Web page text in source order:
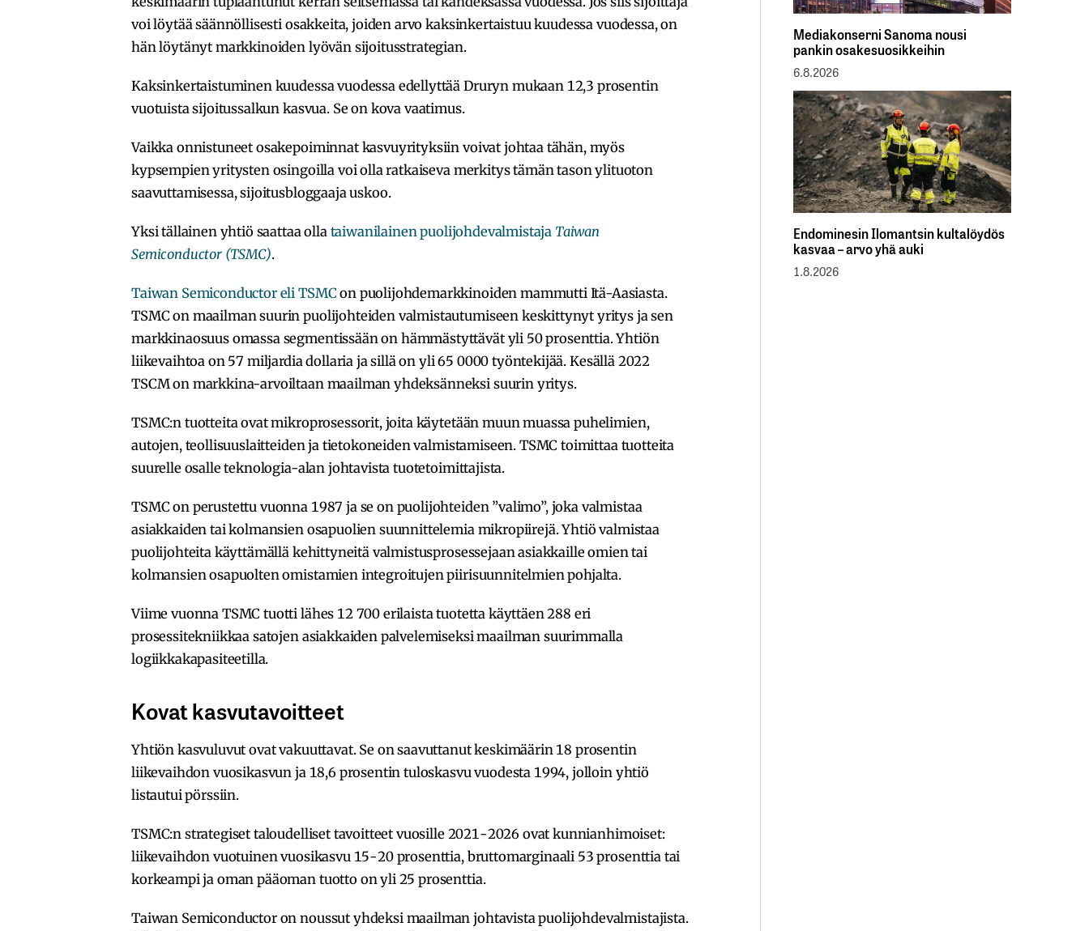
voi löytää säännöllisesti osakkeita, joiden arvo kaksinkertaistuu kuudessa vuodessa, on
hän löytänyt markkinoiden lyövän sijoitusstrategian.
Kaksinkertaistuminen kuudessa vuodessa edellyttää Druryn mukaan 12,3 prosentin
vuotuista sijoitussalkun kasvua. Se on kova vaatimus.
Vaikka onnistuneet osakepoiminnat kasvuyrityksiin voivat johtaa tähän, myös
kypsempien yritysten osingoilla voi olla ratkaiseva merkitys tämän tason ylituoton
saavuttamisessa, sijoitusbloggaaja uskoo.
Yksi tällainen yhtiö saattaa olla taiwanilainen puolijohdevalmistaja Taiwan
Semiconductor (TSMC).
Taiwan Semiconductor eli TSMC on puolijohdemarkkinoiden mammutti Itä-Aasiasta.
TSMC on maailman suurin puolijohteiden valmistautumiseen keskittynyt yritys ja sen
markkinaosuus omassa segmentissään on hämmästyttävät yli 50 prosenttia. Yhtiön
liikevaihtoa on 57 miljardia dollaria ja sillä on yli 65 0000 työntekijää. Kesällä 2022
TSCM on markkina-arvoiltaan maailman yhdeksänneksi suurin yritys.
TSMC:n tuotteita ovat mikroprosessorit, joita käytetään muun muassa puhelimien,
autojen, teollisuuslaitteiden ja tietokoneiden valmistamiseen. TSMC toimittaa tuotteita
suurelle osalle teknologia-alan johtavista tuotetoimittajista.
TSMC on perustettu vuonna 1987 ja se on puolijohteiden ”valimo”, joka valmistaa
asiakkaiden tai kolmansien osapuolien suunnittelemia mikropiirejä. Yhtiö valmistaa
puolijohteita käyttämällä kehittyneitä valmistusprosessejaan asiakkaille omien tai
kolmansien osapuolten omistamien integroitujen piirisuunnitelmien pohjalta.
Viime vuonna TSMC tuotti lähes 12 700 erilaista tuotetta käyttäen 288 eri
prosessitekniikkaa satojen asiakkaiden palvelemiseksi maailman suurimmalla
logiikkakapasiteetilla.
Kovat kasvutavoitteet
Yhtiön kasvuluvut ovat vakuuttavat. Se on saavuttanut keskimäärin 18 prosentin
liikevaihdon vuosikasvun ja 18,6 prosentin tuloskasvu vuodesta 1994, jolloin yhtiö
listautui pörssiin.
TSMC:n strategiset taloudelliset tavoitteet vuosille 2021-2026 ovat kunnianhimoiset:
liikevaihdon vuotuinen vuosikasvu 15-20 prosenttia, bruttomarginaali 53 prosenttia tai
korkeampi ja oman pääoman tuotto on yli 25 prosenttia.
Taiwan Semiconductor on noussut yhdeksi maailman johtavista puolijohdevalmistajista.
Mediakonserni Sanoma nousi
pankin osakesuosikkeihin
6.8.2026
Endominesin Ilomantsin kultalöydös
kasvaa – arvo yhä auki
1.8.2026